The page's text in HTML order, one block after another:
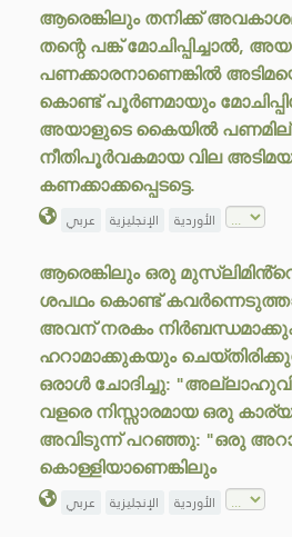
ആരെങ്കിലും തനിക്ക്
തന്റെ പങ്ക് മോചിപ്പിച്ചാൽ,
പണക്കാരനാണെങ്കിൽ
കൊണ്ട് പൂർണമായും
അയാളുടെ കൈയിൽ
നീതിപൂർവകമായ വില
കണക്കാക്കപ്പെടട്ടെ.
عربي الإنجليزية الأوردية
ആരെങ്കിലും ഒരു
ശപഥം കൊണ്ട്
അവന് നരകം
ഹറാമാക്കുകയും
ഒരാൾ ചോദിച്ചു:
വളരെ നിസ്സാരമായ ഒരു
അവിടുന്ന് പറഞ്ഞു: "ഒരു
കൊള്ളിയാണെങ്കിലും
عربي الإنجليزية الأوردية